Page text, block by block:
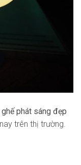
phát sáng đẹp
trên thị trường.